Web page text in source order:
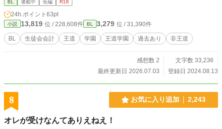
上った俺の話。 ーーーーーーーーーーーーーーーーーーーーーーーーーーーー
ーーーーーーーーーーーーーーーーーー R18は保険です。 内容紹介は０話にあ
ります。 作者は暇潰しで書いています、なので投稿は不定期です。 誤字脱字あ
りましたら感想のところまでお知らせください。 しおりをはさんだりお気に入
り登録、いいねなどよろしくお願いします。
BL 連載中 長編 R18
24h.ポイント 63pt
小説 13,819 位 / 228,608件 BL 3,279 位 / 31,390件
BL 生徒会会計 王道 学園 王道学園 過去あり 非王道
感想数 2
文字数 33,236
最終更新日 2026.07.03
登録日 2024.08.13
8 お気に入り追加 2,243
オレが受けなんてありえねえ！